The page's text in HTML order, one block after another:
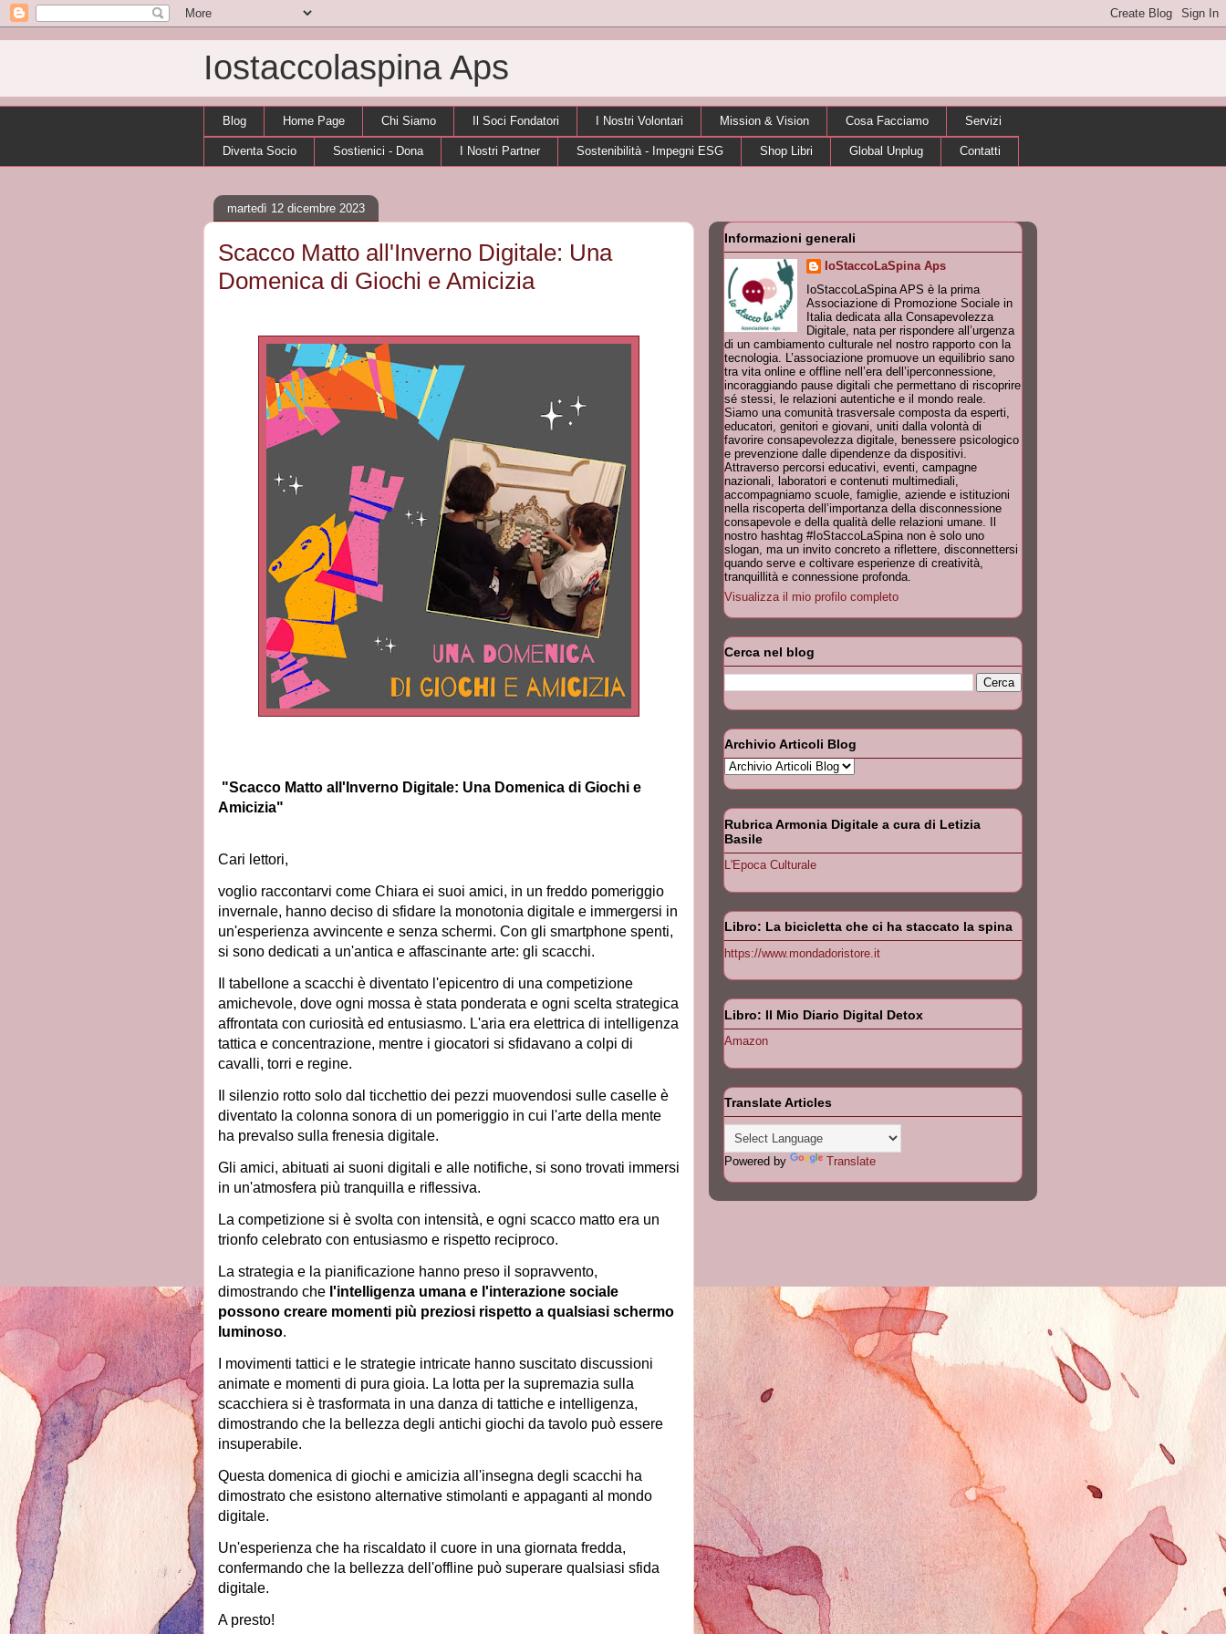
Iostaccolaspina Aps
Blog Home Page Chi Siamo Il Soci Fondatori I Nostri Volontari Mission & Vision Cosa Facciamo Servizi
Diventa Socio Sostienici - Dona I Nostri Partner Sostenibilità - Impegni ESG Shop Libri Global Unplug Contatti
martedì 12 dicembre 2023
Scacco Matto all'Inverno Digitale: Una
Domenica di Giochi e Amicizia
"Scacco Matto all'Inverno Digitale: Una Domenica di Giochi e
Amicizia"
Cari lettori,
voglio raccontarvi come Chiara ei suoi amici, in un freddo pomeriggio
invernale, hanno deciso di sfidare la monotonia digitale e immergersi in
un'esperienza avvincente e senza schermi. Con gli smartphone spenti,
si sono dedicati a un'antica e affascinante arte: gli scacchi.
Il tabellone a scacchi è diventato l'epicentro di una competizione
amichevole, dove ogni mossa è stata ponderata e ogni scelta strategica
affrontata con curiosità ed entusiasmo. L'aria era elettrica di intelligenza
tattica e concentrazione, mentre i giocatori si sfidavano a colpi di
cavalli, torri e regine.
Il silenzio rotto solo dal ticchettio dei pezzi muovendosi sulle caselle è
diventato la colonna sonora di un pomeriggio in cui l'arte della mente
ha prevalso sulla frenesia digitale.
Gli amici, abituati ai suoni digitali e alle notifiche, si sono trovati immersi
in un'atmosfera più tranquilla e riflessiva.
La competizione si è svolta con intensità, e ogni scacco matto era un
trionfo celebrato con entusiasmo e rispetto reciproco.
La strategia e la pianificazione hanno preso il sopravvento,
dimostrando che l'intelligenza umana e l'interazione sociale
possono creare momenti più preziosi rispetto a qualsiasi schermo
luminoso.
I movimenti tattici e le strategie intricate hanno suscitato discussioni
animate e momenti di pura gioia. La lotta per la supremazia sulla
scacchiera si è trasformata in una danza di tattiche e intelligenza,
dimostrando che la bellezza degli antichi giochi da tavolo può essere
insuperabile.
Questa domenica di giochi e amicizia all'insegna degli scacchi ha
dimostrato che esistono alternative stimolanti e appaganti al mondo
digitale.
Un'esperienza che ha riscaldato il cuore in una giornata fredda,
confermando che la bellezza dell'offline può superare qualsiasi sfida
digitale.
A presto!
Informazioni generali
IoStaccoLaSpina Aps
IoStaccoLaSpina APS è la prima
Associazione di Promozione Sociale in
Italia dedicata alla Consapevolezza
Digitale, nata per rispondere all’urgenza
di un cambiamento culturale nel nostro rapporto con la
tecnologia. L’associazione promuove un equilibrio sano
tra vita online e offline nell’era dell’iperconnessione,
incoraggiando pause digitali che permettano di riscoprire
sé stessi, le relazioni autentiche e il mondo reale.
Siamo una comunità trasversale composta da esperti,
educatori, genitori e giovani, uniti dalla volontà di
favorire consapevolezza digitale, benessere psicologico
e prevenzione dalle dipendenze da dispositivi.
Attraverso percorsi educativi, eventi, campagne
nazionali, laboratori e contenuti multimediali,
accompagniamo scuole, famiglie, aziende e istituzioni
nella riscoperta dell’importanza della disconnessione
consapevole e della qualità delle relazioni umane. Il
nostro hashtag #IoStaccoLaSpina non è solo uno
slogan, ma un invito concreto a riflettere, disconnettersi
quando serve e coltivare esperienze di creatività,
tranquillità e connessione profonda.
Visualizza il mio profilo completo
Cerca nel blog
Archivio Articoli Blog
Rubrica Armonia Digitale a cura di Letizia
Basile
L'Epoca Culturale
Libro: La bicicletta che ci ha staccato la spina
https://www.mondadoristore.it
Libro: Il Mio Diario Digital Detox
Amazon
Translate Articles
Powered by Translate